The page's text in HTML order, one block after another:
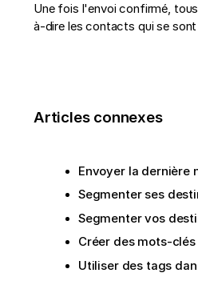
Une fois l'envoi confirmé,
à-dire les contacts qui se
Articles connexes
Envoyer la dernière
Segmenter ses
Segmenter vos
Créer des mots-
Utiliser des tags